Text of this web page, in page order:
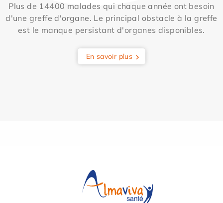
Plus de 14400 malades qui chaque année ont besoin
d'une greffe d'organe. Le principal obstacle à la greffe
est le manque persistant d'organes disponibles.
En savoir plus